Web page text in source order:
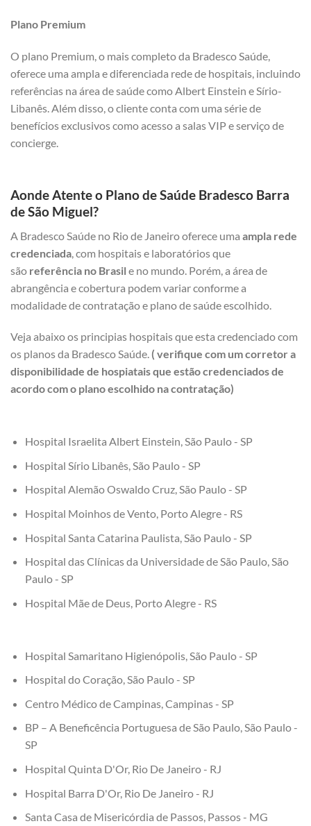
Plano Premium
O plano Premium, o mais completo da Bradesco Saúde,
oferece uma ampla e diferenciada rede de hospitais, incluindo
referências na área de saúde como Albert Einstein e Sírio-
Libanês. Além disso, o cliente conta com uma série de
benefícios exclusivos como acesso a salas VIP e serviço de
concierge.
Aonde Atente o Plano de Saúde Bradesco Barra
de São Miguel?
A Bradesco Saúde no Rio de Janeiro oferece uma ampla rede
credenciada , com hospitais e laboratórios que
são referência no Brasil e no mundo. Porém, a área de
abrangência e cobertura podem variar conforme a
modalidade de contratação e plano de saúde escolhido.
Veja abaixo os principias hospitais que esta credenciado com
os planos da Bradesco Saúde. ( verifique com um corretor a
disponibilidade de hospiatais que estão credenciados de
acordo com o plano escolhido na contratação)
Hospital Israelita Albert Einstein, São Paulo - SP
Hospital Sírio Libanês, São Paulo - SP
Hospital Alemão Oswaldo Cruz, São Paulo - SP
Hospital Moinhos de Vento, Porto Alegre - RS
Hospital Santa Catarina Paulista, São Paulo - SP
Hospital das Clínicas da Universidade de São Paulo, São
Paulo - SP
Hospital Mãe de Deus, Porto Alegre - RS
Hospital Samaritano Higienópolis, São Paulo - SP
Hospital do Coração, São Paulo - SP
Centro Médico de Campinas, Campinas - SP
BP – A Beneficência Portuguesa de São Paulo, São Paulo -
SP
Hospital Quinta D'Or, Rio De Janeiro - RJ
Hospital Barra D'Or, Rio De Janeiro - RJ
Santa Casa de Misericórdia de Passos, Passos - MG